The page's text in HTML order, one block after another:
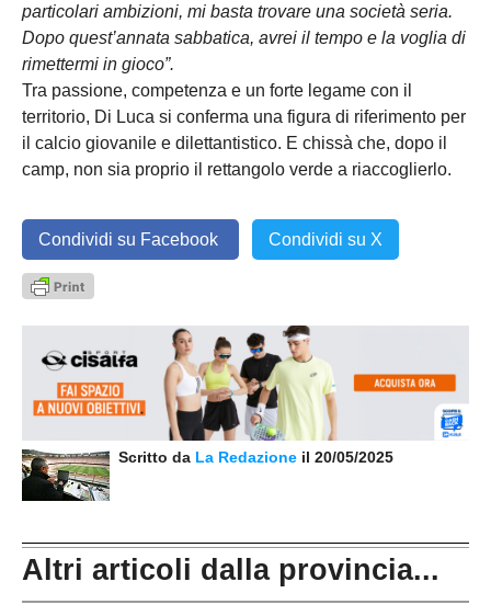
particolari ambizioni, mi basta trovare una società seria.
Dopo quest’annata sabbatica, avrei il tempo e la voglia di
rimettermi in gioco”.
Tra passione, competenza e un forte legame con il
territorio, Di Luca si conferma una figura di riferimento per
il calcio giovanile e dilettantistico. E chissà che, dopo il
camp, non sia proprio il rettangolo verde a riaccoglierlo.
Condividi su Facebook Condividi su X
Scritto da La Redazione il 20/05/2025
Altri articoli dalla provincia...